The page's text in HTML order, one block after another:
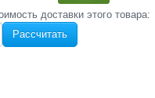
доставки этого товара:
Рассчитать